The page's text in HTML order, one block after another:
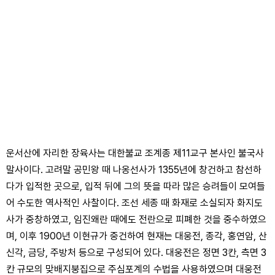
운서산에 자리한 장육사는 대한불교 조계종 제11교구 본사인 불국사
말사이다. 고려말 공민왕 때 나옹선사가 1355년에 창건하고 참선하
다가 입적한 곳으로, 입적 뒤에 그의 뜻을 따라 많은 승려들이 모여들
어 수도한 역사적인 사찰이다. 조선 세종 때 화재로 소실되자 화지도
사가 중창하였고, 임진왜란 때에도 전란으로 피폐한 것을 중수하였으
며, 이후 1900년 이현규가 중건하여 현재는 대웅전, 종각, 홍연암, 산
신각, 금당, 주방처 등으로 구성되어 있다. 대웅전은 정면 3칸, 측면 3
칸 규모의 맞배지붕집으로 주심포계의 수법을 사용하였으며 대웅전